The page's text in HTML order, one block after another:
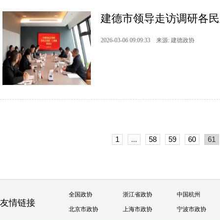
建德市领导走访调研各
2026-03-06 09:09:33 来源: 建德政协
1 ... 58 59 60 61
友情链接
全国政协 浙江省政协 中国杭州
北京市政协 上海市政协 宁波市政协